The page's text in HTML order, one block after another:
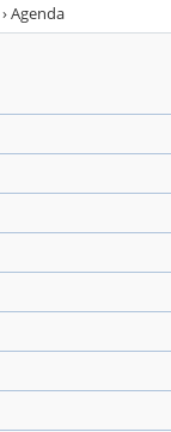
›Agenda